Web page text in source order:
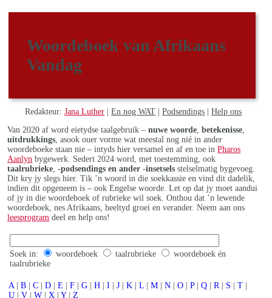
Woordeboek van Afrikaans
Vandag
Redakteur:Jana Luther |En nog WAT |Podsendings |Help ons
Van 2020 af word eietydse taalgebruik –nuwe woorde ,betekenisse
uitdrukkings , asook ouer vorme wat meestal nog nié in ander
woordeboeke staan nie – intyds hier versamel en af en toe inPharos
Aanlyn bygewerk. Sedert 2024 word, met toestemming, ook
taalrubrieke ,-podsendings en ander -insetsels stelselmatig bygevoeg.
Dit kry jy slegs hier. Tik ’n woord in die soekkassie en vind dit dadelik,
indien dit opgeneem is – ook Engelse woorde. Let op dat jy moet aandui
of jy in die woordeboek of rubrieke wil soek. Onthou dat ’n lewende
woordeboek, nes Afrikaans, heeltyd groei en verander. Neem aan ons
leesprogram deel en help ons!
Soek in: woordeboek taalrubrieke
woordeboek én
taalrubrieke
A | B | C | D | E | F | G | H | I | J | K | L | M | N | O | P | Q | R | S | T |
U | V | W | X | Y | Z